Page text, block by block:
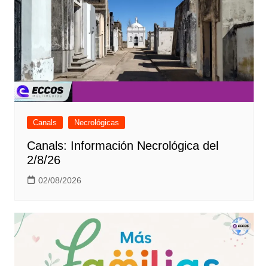
Canals Necrológicas
Canals: Información Necrológica del
2/8/26
02/08/2026